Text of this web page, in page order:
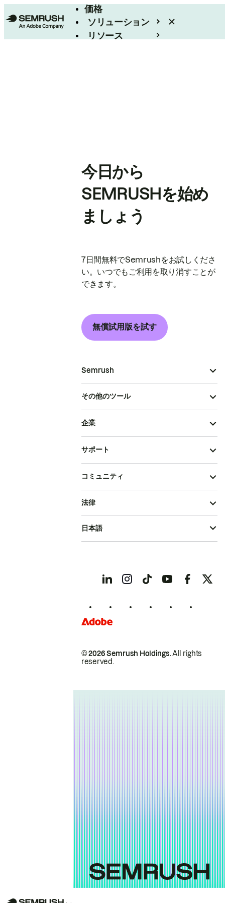
価格
ソリューション
リソース
今日から
SEMRUSHを始め
ましょう
7日間無料でSemrushをお試しくださ
い。いつでもご利用を取り消すことが
できます。
無償試用版を試す
Semrush
その他のツール
企業
サポート
コミュニティ
© 2026 Semrush Holdings.All rights
reserved.
法律
日本語